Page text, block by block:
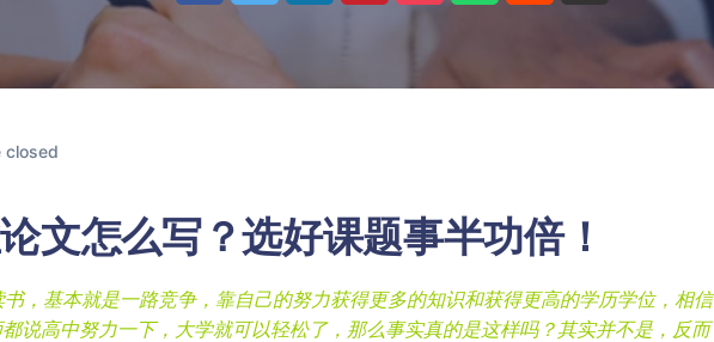
closed
文怎么写？选好课题事半功倍！
，基本就是一路竞争，靠自己的努力获得更多的知识和获得更高的学历学位，相信
说高中努力一下，大学就可以轻松了，那么事实真的是这样吗？其实并不是，反而